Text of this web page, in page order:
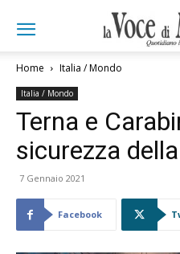
Home Italia / Mondo
Italia / Mondo
Terna e
sicurezza
7 Gennaio 2021
Facebook